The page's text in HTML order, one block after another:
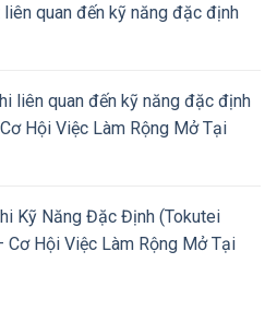
quan đến kỹ năng đặc định
liên quan đến kỹ năng đặc định
Hội Việc Làm Rộng Mở Tại
Kỹ Năng Đặc Định (Tokutei
Cơ Hội Việc Làm Rộng Mở Tại